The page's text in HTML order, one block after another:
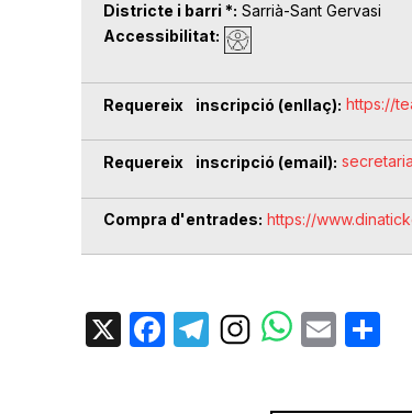
Districte i barri * Sarrià-Sant Gervasi
Accessibilitat
Requereix inscripció (enllaç) https://
Requereix inscripció (email)
Compra d'entrades https://
X Facebook
TelegramEmail